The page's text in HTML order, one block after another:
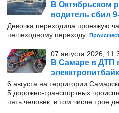
В Октябрьском
водитель сбил
Девочка переходила проезжую
пешеходному переходу.
07 августа 2026,
В Самаре в ДТП
6 августа на территории
5 дорожно-транспортных
пять человек, в том числе трое